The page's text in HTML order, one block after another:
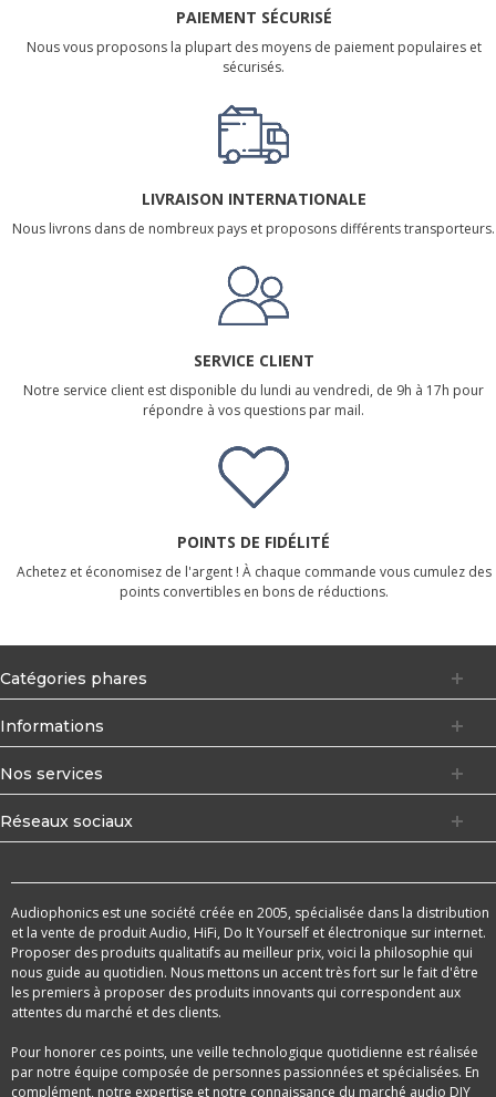
PAIEMENT SÉCURISÉ
Nous vous proposons la plupart des moyens de paiement populaires et
sécurisés.
LIVRAISON INTERNATIONALE
Nous livrons dans de nombreux pays et proposons différents transporteurs.
SERVICE CLIENT
Notre service client est disponible du lundi au vendredi, de 9h à 17h pour
répondre à vos questions par mail.
POINTS DE FIDÉLITÉ
Achetez et économisez de l'argent ! À chaque commande vous cumulez des
points convertibles en bons de réductions.
Catégories phares
Informations
Nos services
Réseaux sociaux
Audiophonics est une société créée en 2005, spécialisée dans la distribution
et la vente de produit Audio, HiFi, Do It Yourself et électronique sur internet.
Proposer des produits qualitatifs au meilleur prix, voici la philosophie qui
nous guide au quotidien. Nous mettons un accent très fort sur le fait d'être
les premiers à proposer des produits innovants qui correspondent aux
attentes du marché et des clients.
Pour honorer ces points, une veille technologique quotidienne est réalisée
par notre équipe composée de personnes passionnées et spécialisées. En
complément, notre expertise et notre connaissance du marché audio DIY